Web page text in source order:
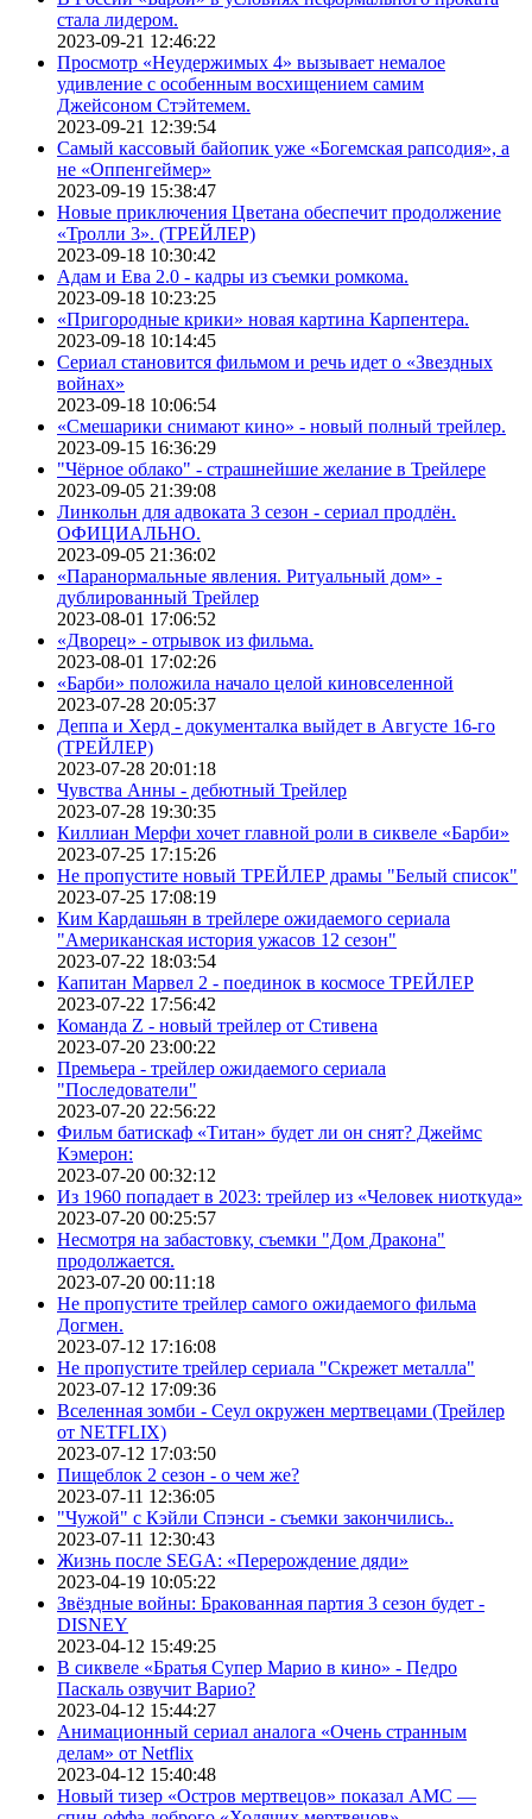
стала лидером.
2023-09-21 12:46:22
Просмотр «Неудержимых 4» вызывает немалое
удивление с особенным восхищением самим
Джейсоном Стэйтемем.
2023-09-21 12:39:54
Самый кассовый байопик уже «Богемская рапсодия», а
не «Оппенгеймер»
2023-09-19 15:38:47
Новые приключения Цветана обеспечит продолжение
«Тролли 3». (ТРЕЙЛЕР)
2023-09-18 10:30:42
Адам и Ева 2.0 - кадры из съемки ромкома.
2023-09-18 10:23:25
«Пригородные крики» новая картина Карпентера.
2023-09-18 10:14:45
Сериал становится фильмом и речь идет о «Звездных
войнах»
2023-09-18 10:06:54
«Смешарики снимают кино» - новый полный трейлер.
2023-09-15 16:36:29
"Чёрное облако" - страшнейшие желание в Трейлере
2023-09-05 21:39:08
Линкольн для адвоката 3 сезон - сериал продлён.
ОФИЦИАЛЬНО.
2023-09-05 21:36:02
«Паранормальные явления. Ритуальный дом» -
дублированный Трейлер
2023-08-01 17:06:52
«Дворец» - отрывок из фильма.
2023-08-01 17:02:26
«Барби» положила начало целой киновселенной
2023-07-28 20:05:37
Деппа и Херд - документалка выйдет в Августе 16-го
(ТРЕЙЛЕР)
2023-07-28 20:01:18
Чувства Анны - дебютный Трейлер
2023-07-28 19:30:35
Киллиан Мерфи хочет главной роли в сиквеле «Барби»
2023-07-25 17:15:26
Не пропустите новый ТРЕЙЛЕР драмы "Белый список"
2023-07-25 17:08:19
Ким Кардашьян в трейлере ожидаемого сериала
"Американская история ужасов 12 сезон"
2023-07-22 18:03:54
Капитан Марвел 2 - поединок в космосе ТРЕЙЛЕР
2023-07-22 17:56:42
Команда Z - новый трейлер от Стивена
2023-07-20 23:00:22
Премьера - трейлер ожидаемого сериала
"Последователи"
2023-07-20 22:56:22
Фильм батискаф «Титан» будет ли он снят? Джеймс
Кэмерон:
2023-07-20 00:32:12
Из 1960 попадает в 2023: трейлер из «Человек ниоткуда»
2023-07-20 00:25:57
Несмотря на забастовку, съемки "Дом Дракона"
продолжается.
2023-07-20 00:11:18
Не пропустите трейлер самого ожидаемого фильма
Догмен.
2023-07-12 17:16:08
Не пропустите трейлер сериала "Скрежет металла"
2023-07-12 17:09:36
Вселенная зомби - Сеул окружен мертвецами (Трейлер
от NETFLIX)
2023-07-12 17:03:50
Пищеблок 2 сезон - о чем же?
2023-07-11 12:36:05
"Чужой" с Кэйли Спэнси - съемки закончились..
2023-07-11 12:30:43
Жизнь после SEGA: «Перерождение дяди»
2023-04-19 10:05:22
Звёздные войны: Бракованная партия 3 сезон будет -
DISNEY
2023-04-12 15:49:25
В сиквеле «Братья Супер Марио в кино» - Педро
Паскаль озвучит Варио?
2023-04-12 15:44:27
Анимационный сериал аналога «Очень странным
делам» от Netflix
2023-04-12 15:40:48
Новый тизер «Остров мертвецов» показал АМС —